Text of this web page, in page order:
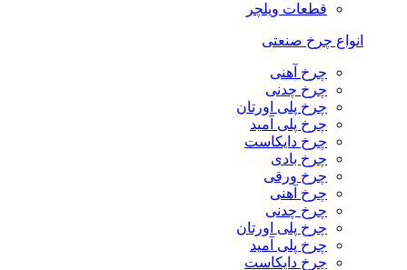
قطعات ویلچر
انواع چرخ صنعتی
چرخ آهنی
چرخ چدنی
چرخ پلی اورتان
چرخ پلی آمید
چرخ دایکاست
چرخ بادی
چرخ ورقی
چرخ آهنی
چرخ چدنی
چرخ پلی اورتان
چرخ پلی آمید
چرخ دایکاست